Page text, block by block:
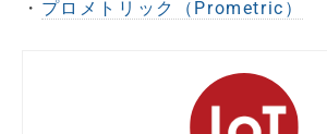
・ プロメトリック（Prometric）